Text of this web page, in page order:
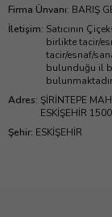
Firma Ünvanı: BARIŞ
İletişim: Satıcının
birlikte tacir/
tacir/esnaf/
bulunduğu il
Adres: ŞİRİNTEPE
ESKİŞEHİR
Şehir: ESKİŞEHİR